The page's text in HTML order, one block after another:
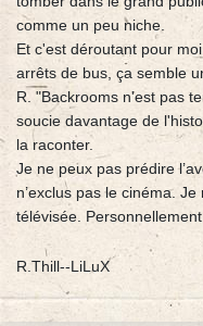
comme un peu niche.
Et c'est déroutant pour
arrêts de bus, ça semble
R. "Backrooms n'est pas
soucie davantage de
la raconter.
Je ne peux pas prédire
n’exclus pas le cinéma.
télévisée.
R.Thill--LiLuX